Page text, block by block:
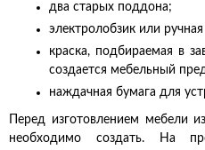
два старых поддона;
электролобзик или
краска, подбираемая в
создается мебельный
наждачная бумага для
Перед изготовлением мебели
необходимо создать. На